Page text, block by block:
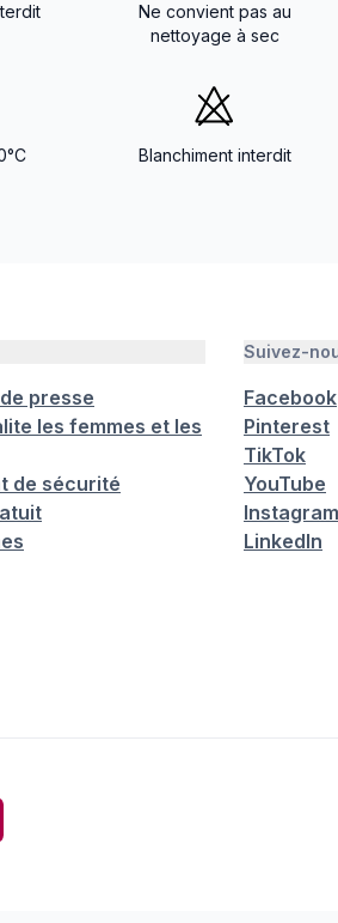
Ne convient pas au
nettoyage à sec
Blanchiment interdit
presse
les femmes et les
de sécurité
Suivez-
Facebook
Pinterest
TikTok
YouTube
Instagram
LinkedIn